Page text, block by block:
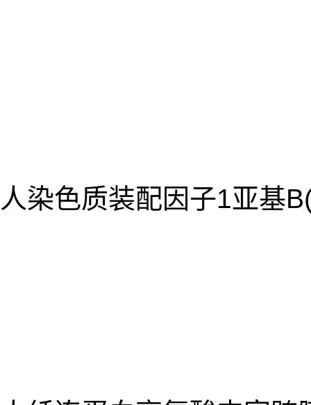
人染色质装配因子1亚基